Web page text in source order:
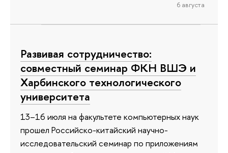
6 августа
Развивая сотрудничество:
совместный семинар ФКН ВШЭ и
Харбинского технологического
университета
13–16 июля на факультете компьютерных наук
прошел Российско-китайский научно-
исследовательский семинар по приложениям